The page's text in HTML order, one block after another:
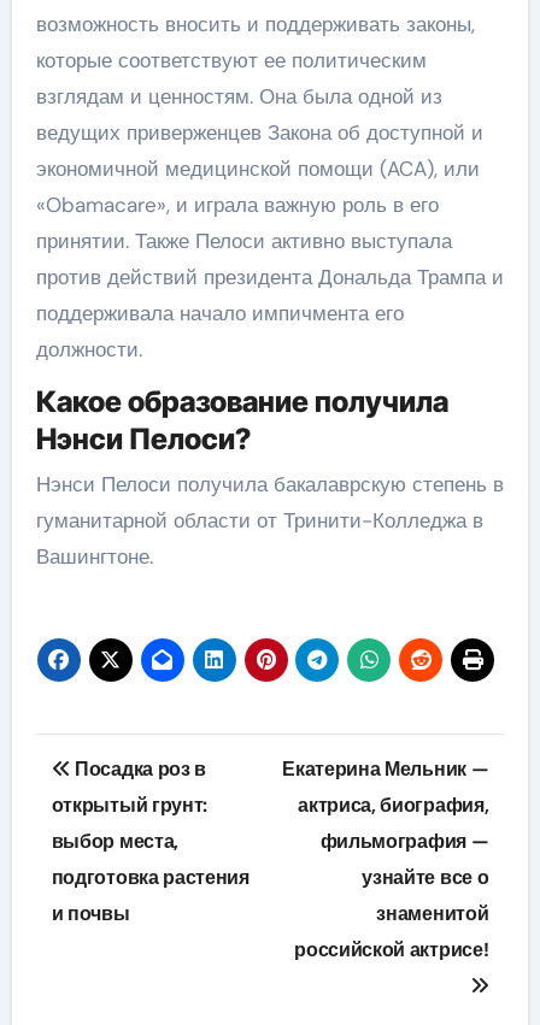
возможность вносить и поддерживать законы,
которые соответствуют ее политическим
взглядам и ценностям. Она была одной из
ведущих приверженцев Закона об доступной и
экономичной медицинской помощи (ACA), или
«Obamacare», и играла важную роль в его
принятии. Также Пелоси активно выступала
против действий президента Дональда Трампа и
поддерживала начало импичмента его
должности.
Какое образование получила
Нэнси Пелоси?
Нэнси Пелоси получила бакалаврскую степень в
гуманитарной области от Тринити-Колледжа в
Вашингтоне.
Навигация
по
записям
Посадка роз в
открытый грунт:
выбор места,
подготовка растения
и почвы
Екатерина Мельник —
актриса, биография,
фильмография —
узнайте все о
знаменитой
российской актрисе!